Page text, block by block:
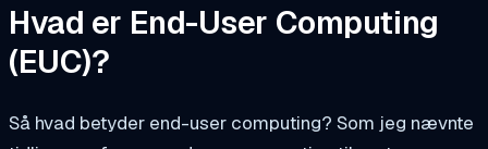
Hvad er End-User Computing
(EUC)?
Så hvad betyder end-user computing? Som jeg nævnte